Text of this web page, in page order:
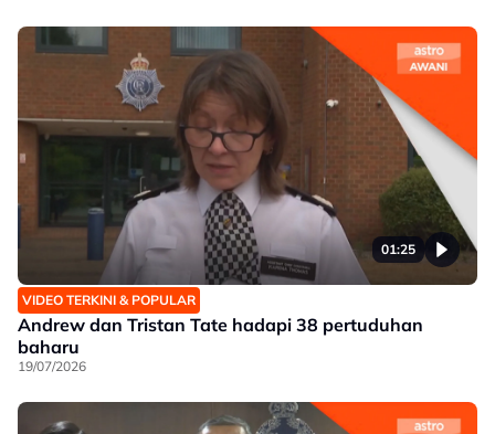
01:25
VIDEO TERKINI & POPULAR
Andrew dan Tristan Tate hadapi 38 pertuduhan
baharu
19/07/2026